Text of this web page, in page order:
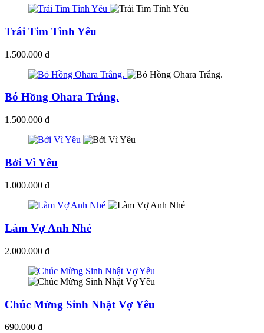
Trái Tim Tình Yêu
1.500.000 đ
Bó Hồng Ohara Trắng.
1.500.000 đ
Bởi Vì Yêu
1.000.000 đ
Làm Vợ Anh Nhé
2.000.000 đ
Chúc Mừng Sinh Nhật Vợ Yêu
690.000 đ